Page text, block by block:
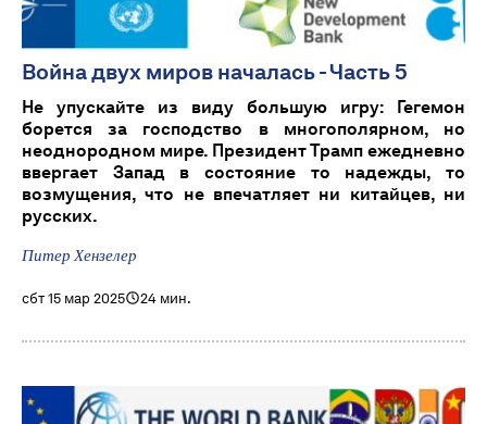
Война двух миров началась - Часть 5
Не упускайте из виду большую игру: Гегемон
борется за господство в многополярном, но
неоднородном мире. Президент Трамп ежедневно
ввергает Запад в состояние то надежды, то
возмущения, что не впечатляет ни китайцев, ни
русских.
Питер Хензелер
сбт 15 мар 2025 24 мин.